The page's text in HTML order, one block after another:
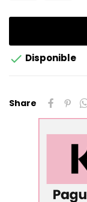
 Disponible
Share